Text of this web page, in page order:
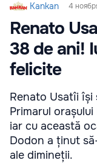
Kankan 4
Renato
38 de ani!
felicite
Renato Usatîi
Primarul
iar cu această
Dodon a ținut
ale dimineții.